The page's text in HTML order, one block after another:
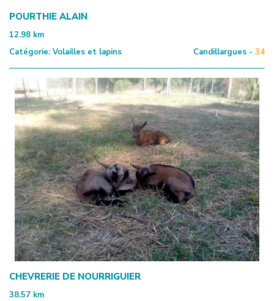
POURTHIE ALAIN
12.98 km
Catégorie: Volailles et lapins Candillargues - 34
CHEVRERIE DE NOURRIGUIER
38.57 km